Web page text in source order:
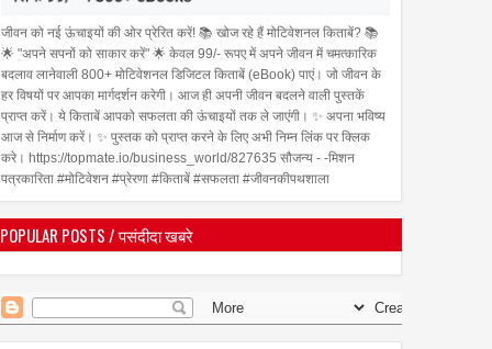
जीवन को नई ऊंचाइयों की ओर प्रेरित करें! 📚 खोज रहे हैं मोटिवेशनल किताबें? 📚
🌟 "अपने सपनों को साकार करें" 🌟 केवल 99/- रूपए में अपने जीवन में चमत्कारिक
बदलाव लानेवाली 800+ मोटिवेशनल डिजिटल किताबें (eBook) पाएं। जो जीवन के
हर विषयों पर आपका मार्गदर्शन करेगी। आज ही अपनी जीवन बदलने वाली पुस्तकें
प्राप्त करें। ये किताबें आपको सफलता की ऊंचाइयों तक ले जाएंगी। ✨ अपना भविष्य
आज से निर्माण करें। ✨ पुस्तक को प्राप्त करने के लिए अभी निम्न लिंक पर क्लिक
करे। https://topmate.io/business_world/827635 सौजन्य - -मिशन
पत्रकारिता #मोटिवेशन #प्रेरणा #किताबें #सफलता #जीवनकीपथशाला
POPULAR POSTS / पसंदीदा खबरे